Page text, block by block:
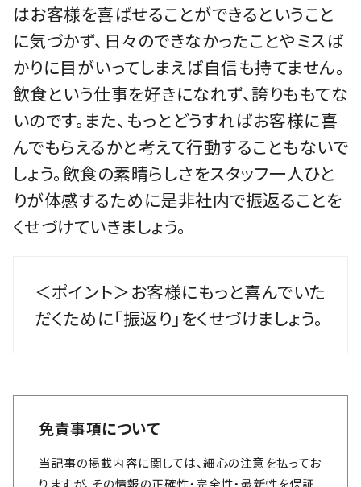
はお客様を喜ばせることができるということ
に気づかず、日々のできなかったことやミスば
かりに目がいってしまえば自信も持てません。
飲食という仕事を好きになれず、誇りももてな
いのです。また、もっとどうすればお客様に喜
んでもらえるかと考えて行動することもないで
しょう。飲食の素晴らしさをスタッフ一人ひと
りが体感するために是非社内で振返ることを
くせづけていきましょう。
＜ポイント＞お客様にもっと喜んでいた
だくために「振返り」をくせづけましょう。
免責事項について
当記事の掲載内容に関しては、細心の注意を払ってお
りますが、その情報の正確性・完全性・最新性を保証